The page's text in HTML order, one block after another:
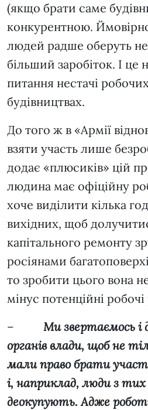
(якщо брати саме
конкурентною.
людей радше оберуть
більший заробіток. І це
питання нестачі
будівництвах.
До того ж в «Армії
взяти участь лише
додає «плюсиків» цій
людина має офіційну
хоче виділити кілька
вихідних, щоб
капітального ремонту
росіянами
то зробити цього вона
мінус потенційні
– Ми звертаємось і
органів влади, щоб не
мали право брати
і, наприклад, люди з
деокупують. Адже